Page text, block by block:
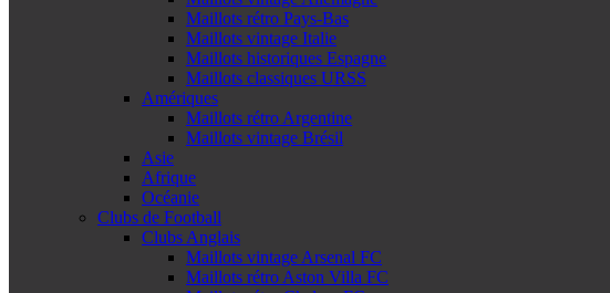
Maillots rétro Pays-Bas
Maillots vintage Italie
Maillots historiques Espagne
Maillots classiques URSS
Amériques
Maillots rétro Argentine
Maillots vintage Brésil
Asie
Afrique
Océanie
Clubs de Football
Clubs Anglais
Maillots vintage Arsenal FC
Maillots rétro Aston Villa FC